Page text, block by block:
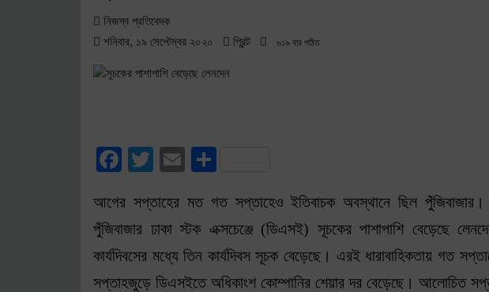
নিজস্ব প্রতিবেদক
শনিবার, ১৯ সেপ্টেম্বর ২০২০
প্রিন্ট ৬১৯ বার পঠিত
Facebook
TwitterEmail
আগের সপ্তাহের মত গত সপ্তাহেও ইতিবাচক অবস্থানে ছিল পুঁজিবাজার।
পুঁজিবাজার ঢাকা স্টক এক্সচেঞ্জে (ডিএসই) সূচকের পাশাপাশি বেড়েছে
কার্যদিবসের মধ্যে তিন কার্যদিবস সূচক বেড়েছে। এরই ধারাবাহিকতায় গত
সপ্তাহজুড়ে ডিএসইতে অধিকাংশ কোম্পানির শেয়ার দর বেড়েছে। আলোচিত